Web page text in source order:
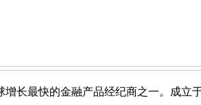
增长最快的金融产品经纪商之一。成立